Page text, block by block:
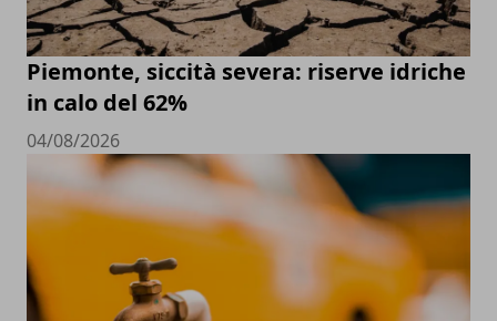
Piemonte, siccità severa: riserve idriche
in calo del 62%
04/08/2026